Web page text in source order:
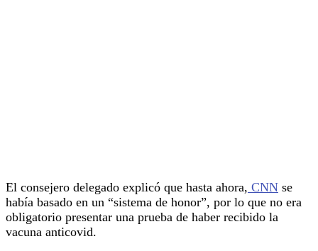
El consejero delegado explicó que hasta ahora, CNN se
había basado en un “sistema de honor”, por lo que no era
obligatorio presentar una prueba de haber recibido la
vacuna anticovid.